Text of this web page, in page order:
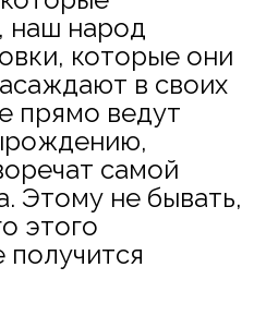
наш народ
которые они
в своих
прямо ведут
самой
Этому не бывать,
этого
получится